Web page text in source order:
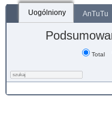
Uogólniony AnTuTu
Total